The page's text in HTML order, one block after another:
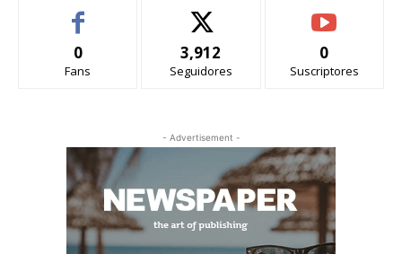
0
Fans
3,912
Seguidores
0
Suscriptores
- Advertisement -